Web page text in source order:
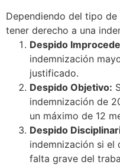
Dependiendo del tipo
tener derecho a una
Despido
indemnización
justificado.
Despido Objetivo:
indemnización de
un máximo de 12
Despido
indemnización si el
falta grave del